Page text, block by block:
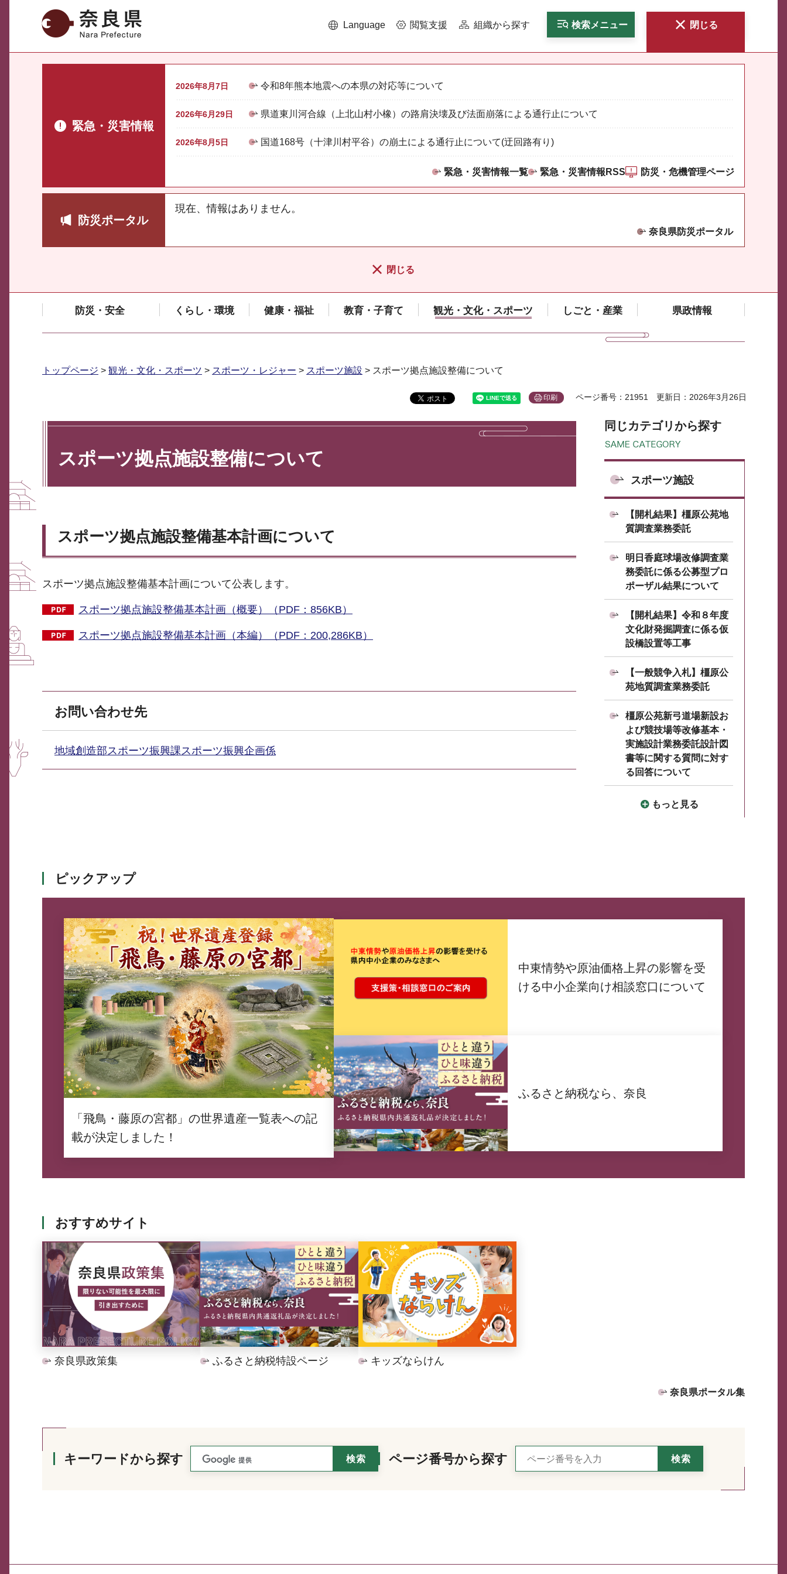
奈良県 Language 閲覧支援 組織から探す 検索メニュー 閉じる
緊急・災害情報
2026年8月7日 令和8年熊本地震への本県の対応等について
2026年6月29日 県道東川河合線（上北山村小橡）の路肩決壊及び法面崩落による通行止について
2026年8月5日 国道168号（十津川村平谷）の崩土による通行止について(迂回路有り)
緊急・災害情報一覧 緊急・災害情報RSS 防災・危機管理ページ
防災ポータル
現在、情報はありません。
奈良県防災ポータル
閉じる
防災・安全 くらし・環境 健康・福祉 教育・子育て 観光・文化・スポーツ しごと・産業 県政情報
トップページ > 観光・文化・スポーツ > スポーツ・レジャー > スポーツ施設 > スポーツ拠点施設整備について
印刷 ページ番号：21951 更新日：2026年3月26日
スポーツ拠点施設整備について
スポーツ拠点施設整備基本計画について
スポーツ拠点施設整備基本計画について公表します。
スポーツ拠点施設整備基本計画（概要）（PDF：856KB）
スポーツ拠点施設整備基本計画（本編）（PDF：200,286KB）
お問い合わせ先
地域創造部スポーツ振興課スポーツ振興企画係
同じカテゴリから探す
スポーツ施設
【開札結果】橿原公苑地
質調査業務委託
明日香庭球場改修調査業
務委託に係る公募型プロ
ポーザル結果について
【開札結果】令和８年度
文化財発掘調査に係る仮
設橋設置等工事
【一般競争入札】橿原公
苑地質調査業務委託
橿原公苑新弓道場新設お
よび競技場等改修基本・
実施設計業務委託設計図
書等に関する質問に対す
る回答について
もっと見る
ピックアップ
「飛鳥・藤原の宮都」の世界遺産一覧表への記
載が決定しました！
中東情勢や原油価格上昇の影響を受
ける中小企業向け相談窓口について
ふるさと納税なら、奈良
おすすめサイト
奈良県政策集 ふるさと納税特設ページ キッズならけん
奈良県ポータル集
キーワードから探す ページ番号から探す